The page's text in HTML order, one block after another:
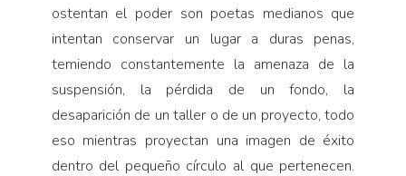
ostentan el poder son poetas medianos que
intentan conservar un lugar a duras penas,
temiendo constantemente la amenaza de la
suspensión, la pérdida de un fondo, la
desaparición de un taller o de un proyecto, todo
eso mientras proyectan una imagen de éxito
dentro del pequeño círculo al que pertenecen.